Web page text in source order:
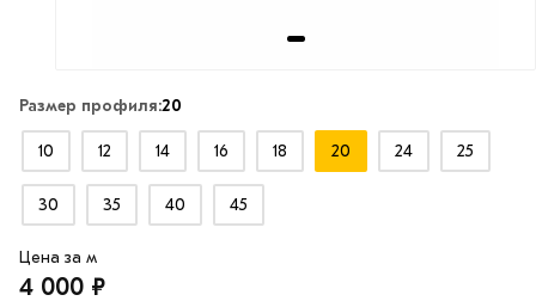
Размер профиля:20
10 12 14 16 18 20 24 25
30 35 40 45
Цена за м
4 000 ₽